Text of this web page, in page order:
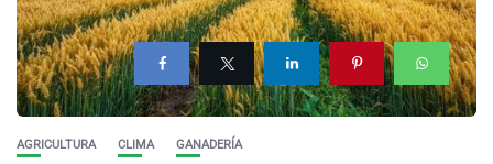
AGRICULTURA CLIMA GANADERÍA